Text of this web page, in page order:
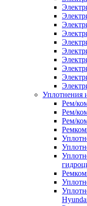
Уплотнения
Рем/
Рем/
Рем/